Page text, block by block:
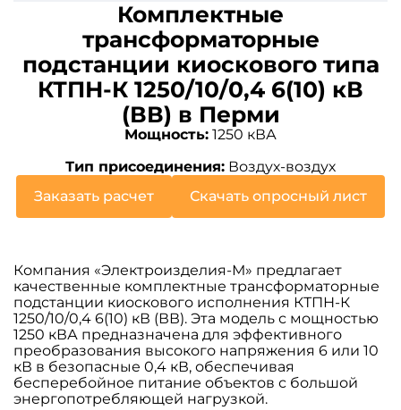
Комплектные
трансформаторные
подстанции киоскового типа
КТПН-К 1250/10/0,4 6(10) кВ
(ВВ) в Перми
Мощность: 1250 кВА
Тип присоединения: Воздух-воздух
Заказать расчет
Скачать опросный лист
Компания «Электроизделия-М» предлагает
качественные комплектные трансформаторные
подстанции киоскового исполнения КТПН-К
1250/10/0,4 6(10) кВ (ВВ). Эта модель с мощностью
1250 кВА предназначена для эффективного
преобразования высокого напряжения 6 или 10
кВ в безопасные 0,4 кВ, обеспечивая
бесперебойное питание объектов с большой
энергопотребляющей нагрузкой.